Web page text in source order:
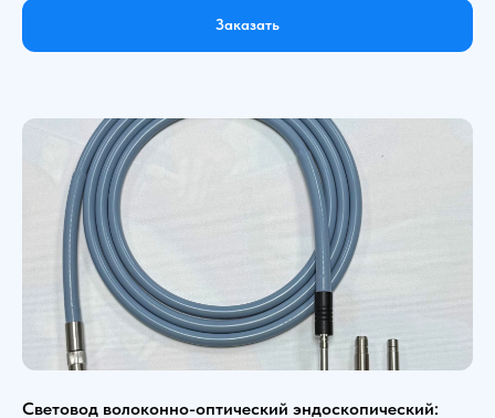
Заказать
Световод волоконно-оптический эндоскопический: